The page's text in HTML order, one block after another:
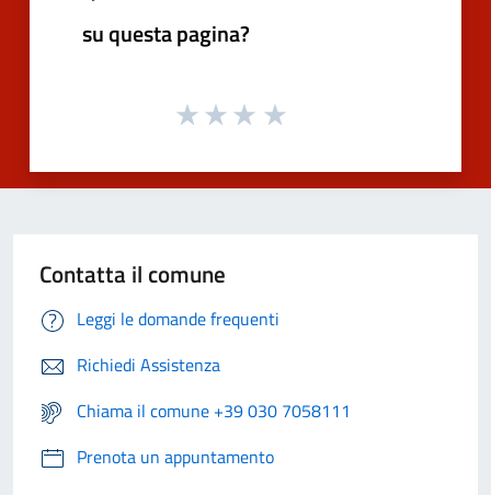
su questa pagina?
Contatta il comune
Leggi le domande frequenti
Richiedi Assistenza
Chiama il comune +39 030 7058111
Prenota un appuntamento